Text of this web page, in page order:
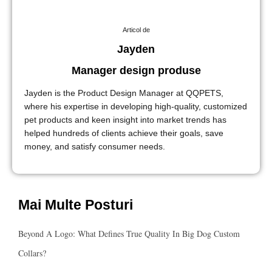
Articol de
Jayden
Manager design produse
Jayden is the Product Design Manager at QQPETS,
where his expertise in developing high-quality, customized
pet products and keen insight into market trends has
helped hundreds of clients achieve their goals, save
money, and satisfy consumer needs.
Mai Multe Posturi
Beyond A Logo: What Defines True Quality In Big Dog Custom
Collars?